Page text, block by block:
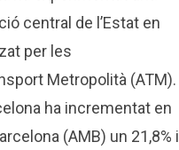
central de l’Estat en
per les
Metropolità (ATM).
ha incrementat en
(AMB) un 21,8% i